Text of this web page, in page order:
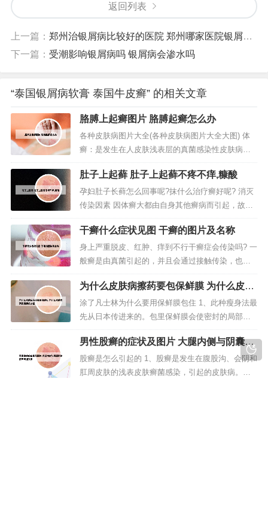
返回列表
上一篇： 郑州治银屑病比较好的医院 郑州哪家医院银屑病看的好
下一篇： 受潮影响银屑病吗 银屑病会渗水吗
“泰国银屑病软膏 泰国牛皮癣” 的相关文章
胳膊上起癣图片 胳膊起癣怎么办
各种皮肤病图片大全(各种皮肤病图片大全大图) 体
癣：是发生在人皮肤浅表层的真菌感染性皮肤病，
分为直接接触和间接接触传染。主要表现为红色斑
块、干鳞湿硬、皮肤瘙痒、多环重叠。这些皮肤病
主要体现在皮肤易瘙痒、手足会皲裂等。银屑病图
片 人体100种皮肤病对照图片：银屑病 银屑病是一
种自身免疫性疾病。症状通常...
肚子上起藓 肚子上起藓不疼不痒,糠酸
孕妇肚子长藓怎么回事呢?抹什么治疗癣好呢? 消灭
传染因素 因体癣大都由自身其他癣病而引起，故治
疗体癣的同时要治疗其他部位的癣病，如头癣、手
癣、足癣等。还应避免与其他患有癣病的人或动物
接触，否则即使治疗好了体癣也会因再次感染真菌
而复发。由于风湿病非常顽固，世界卫生组织中心
将其列为第二癌症，所以非要有对...
干癣什么症状见图 干癣的图片及名称
身上严重脱皮、红肿、痒到不行干癣症会传染吗? 一
般癣是由真菌引起的，并且会通过接触传染，也会
自身传染。不同的癣表现不同，但是都异于正常皮
肤，可以治疗。体癣是会传染的。一般一两天即可
发病，初发时为小的丘疹，逐渐向外扩大，体癣如
果不及时治疗，一般会在病损部位扩大加重。真菌
感染所致的是会传染。体癣是发生于...
为什么皮肤病擦药要包保鲜膜 为什么皮肤
类药膏需要放冰箱
涂了凡士林为什么要用保鲜膜包住 1、此种瘦身法最
先从日本传进来的。包里保鲜膜会使密封的局部流
汗，所以，可以提高局部的新陈代谢。待泡完澡后
可以以冷水冲淋包里保鲜膜的部位。如此一来就可
以调理肌肤、雕塑的目的。2、一般理论来说，这样
可以更好的去除黑头，用塑料薄膜覆盖保鲜膜的作
男性股癣的症状及图片 大腿内侧与阴囊两
侧瘙痒潮湿发黑
股癣是怎么引起的 1、股癣是发生在腹股沟、会阴和
肛周皮肤的浅表皮肤癣菌感染，引起的皮肤病。股